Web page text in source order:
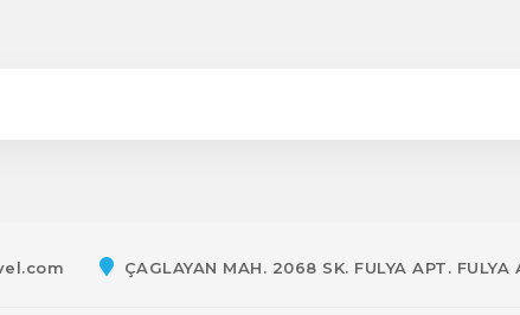
ÇAGLAYAN MAH. 2068 SK. FULYA APT.